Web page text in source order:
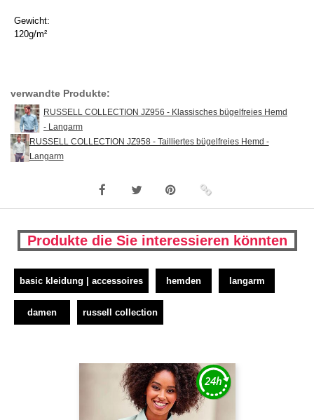
Gewicht:
120g/m²
verwandte Produkte:
RUSSELL COLLECTION JZ956 - Klassisches bügelfreies Hemd
- Langarm
RUSSELL COLLECTION JZ958 - Tailliertes bügelfreies Hemd -
Langarm
Produkte die Sie interessieren könnten
basic kleidung | accessoires hemden langarm
damen russell collection